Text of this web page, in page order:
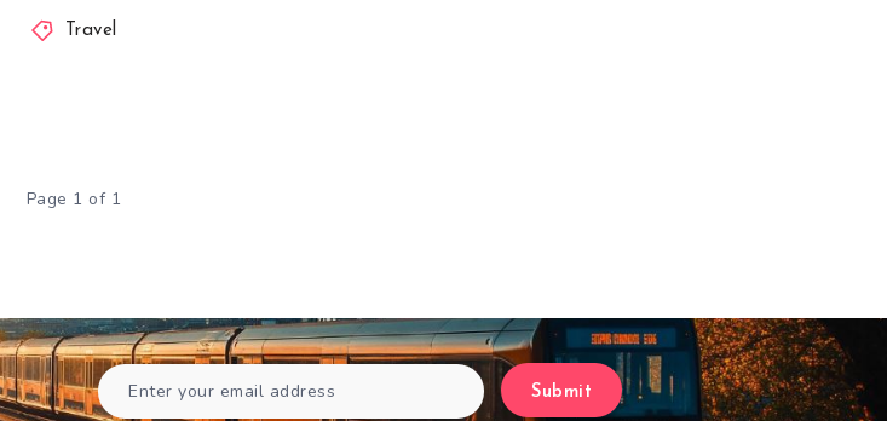
Travel
Page 1 of 1
Submit